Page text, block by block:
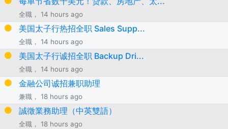
全職， 14 hours ago
美国太子行热招全职 Sales Supp...
全職， 14 hours ago
美国太子行诚招全职 Backup Dri...
全職， 14 hours ago
金融公司诚招兼职助理
兼職， 18 hours ago
誠徵業務助理（中英雙語）
全職， 18 hours ago